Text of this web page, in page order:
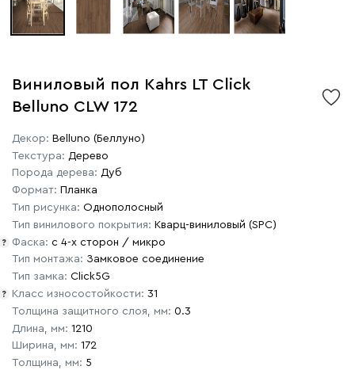
Виниловый пол Kahrs LT Click
Belluno CLW 172
Декор: Belluno (Беллуно)
Текстура: Дерево
Порода дерева: Дуб
Формат: Планка
Тип рисунка: Однополосный
Тип винилового покрытия: Кварц-виниловый (SPC)
? Фаска: с 4-х сторон / микро
Тип монтажа: Замковое соединение
Тип замка: Click5G
? Класс износостойкости: 31
Толщина защитного слоя, мм: 0.3
Длина, мм: 1210
Ширина, мм: 172
Толщина, мм: 5